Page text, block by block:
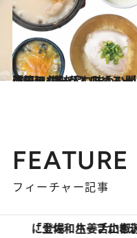
2023.4.10
韓国ラバーがすすめる 間違いのないひと皿【スープ篇】 滋味深い味わいが沁みる4選
グルメ
FEATURE
フィーチャー記事
「土佐和ハーブかき氷」が